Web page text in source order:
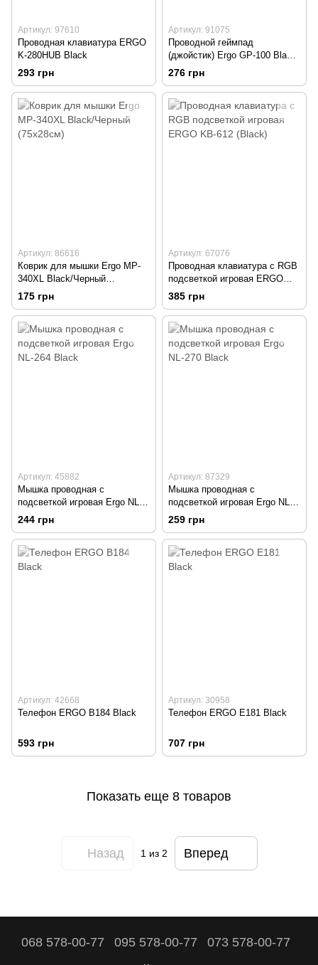
Артикул: 97610
Проводная клавиатура ERGO
K-280HUB Black
293 грн
Артикул: 91075
Проводной геймпад
(джойстик) Ergo GP-100 Black/
Черный
276 грн
Артикул: 86616
Коврик для мышки Ergo MP-
340XL Black/Черный
(75x28см)
175 грн
Артикул: 67076
Проводная клавиатура с RGB
подсветкой игровая ERGO
KB-612 (Black)
385 грн
Артикул: 45882
Мышка проводная с
подсветкой игровая Ergo NL-
264 Black
244 грн
Артикул: 87329
Мышка проводная с
подсветкой игровая Ergo NL-
270 Black
259 грн
Артикул: 42668
Телефон ERGO B184 Black
593 грн
Артикул: 30958
Телефон ERGO E181 Black
707 грн
Показать еще 8 товаров
Назад 1из 2 Вперед
068 578-00-77 095 578-00-77 073 578-00-77